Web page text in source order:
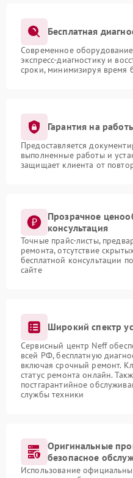
Бесплатная
Современное
экспресс-диагностику и
сроки, минимизируя время
Гарантия на
Предоставляется
выполненные работы и
защищает клиента от
Прозрачное
консультация
Точные прайс-листы,
ремонта, отсутствие
бесплатной консультации
сайте
Широкий спектр
Сервисный центр Neff
всей РФ, бесплатную
включая срочный ремонт.
статус ремонта онлайн.
постгарантийное
службы техники
Оригинальные
безопасное
Использование